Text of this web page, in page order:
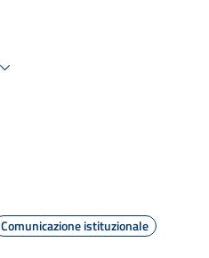
Comunicazione istituzionale